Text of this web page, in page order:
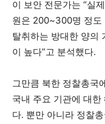
이 보안 전문가는 “실
원은 200~300명 정도
탈취하는 방대한 양의
이 높다”고 분석했다.
그만큼 북한 정찰총국
국내 주요 기관에 대
다. 뿐만 아니라 정찰